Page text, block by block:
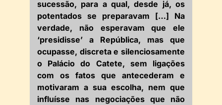
sucessão, para a qual, desde já, os
potentados se preparavam […] Na
verdade, não esperavam que ele
‘presidisse’ a República, mas que
ocupasse, discreta e silenciosamente
o Palácio do Catete, sem ligações
com os fatos que antecederam e
motivaram a sua escolha, nem que
influísse nas negociações que não